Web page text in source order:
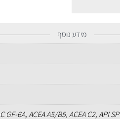
מידע נוסף
GF-6A, ACEA A5/B5, ACEA C2, API